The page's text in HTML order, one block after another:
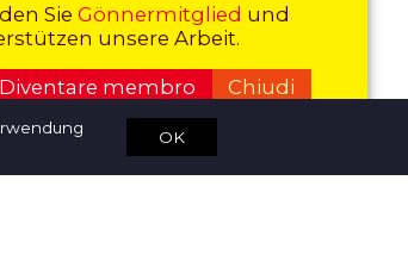
Sie Gönnermitglied und
unsere Arbeit.
Diventare membro Chiudi
OK